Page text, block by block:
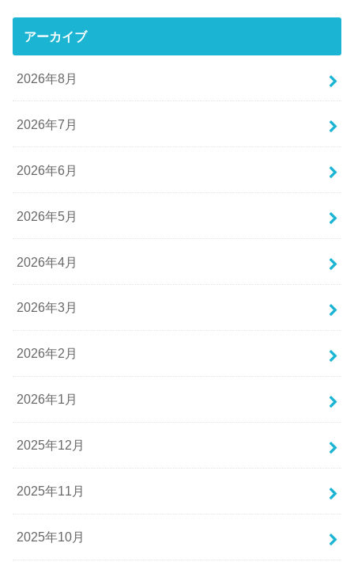
アーカイブ
2026年8月
2026年7月
2026年6月
2026年5月
2026年4月
2026年3月
2026年2月
2026年1月
2025年12月
2025年11月
2025年10月